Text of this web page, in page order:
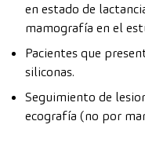
en estado de
mamografía en el
Pacientes que
siliconas.
Seguimiento de
ecografía (no por